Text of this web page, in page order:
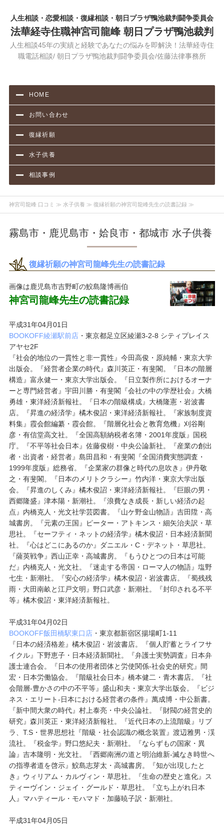
人生相談・恋愛相談・復縁相談・朝日プラザ鴨池裁判闘争委員会
法華経寺住職神宮司龍峰 朝日プラザ鴨池裁判
人生相談45年の実績と経験であなたの悩みを即解決！法華経寺住
職電話相談/ 朝日プラザ鴨池裁判闘争委員会/佐藤法律事務所
HOME
お問い合わせ
復縁祈願
水子供養
相談事例
神宮司龍峰 口コミ ≫ 水子供養 ≫ 復縁祈願の神宮司龍峰先生の読書記録 ≫
霧島市・鹿児島市・姶良市・都城市 水子供養
復縁祈願の神宮司龍峰先生の読書記録
画像は鹿児島市吉野町の鮫島隆博画伯
神宮司龍峰先生の読書記録
平成31年04月01日
BOOKOFF綾瀬駅前店・東京都足立区綾瀬3-2-8 シティプレイス
アヤセ2F
『社会的地位の一貫性と非一貫性』今田高俊・原純輔・東京大学
出版会。『経営者企業の時代』森川英正・有斐閣。『日本の階層
構造』富永健一・東京大学出版会。『日立製作所におけるオーナ
ーと専門経営者』宇田川勝・有斐閣『会社の中の学歴社会』大橋
勇雄・東洋経済新報社。『日本の階級構成』大橋隆憲・岩波書
店。『昇進の経済学』橘木俊詔・東洋経済新報社。『家族制度資
料集』霞会館編纂・霞会館。『階層化社会と教育危機』刈谷剛
彦・有信堂高文社。『全国高額納税者名簿・2001年度版』国税
庁。『不平等社会日本』佐藤俊樹・中央公論新社。『産業の創出
者・出資者・経営者』島田昌和・有斐閣『全国消費実態調査・
1999年度版』総務省。『企業家の群像と時代の息吹き』伊丹敬
之・有斐閣。『日本のメリトクラシー』竹内洋・東京大学出版
会。『昇進のしくみ』橘木俊詔・東洋経済新報社。『巨眼の男・
西郷隆盛』津本陽・新潮社。『浪費なき成長・新しい経済の起
点』内橋克人・光文社学芸図書。『山ケ野金山物語』吉田陞・高
城書房。『元素の王国』ピーター・アトキンス・細矢治夫訳・草
思社。『セーフティ・ネットの経済学』橘木俊詔・日本経済新聞
社。『心はどこにあるのか』ダニエル・C・デネット・草思社。
『薩英戦争』西山正幸・高城書房。『もうひとつの日本は可能
だ』内橋克人・光文社。『迷走する帝国・ローマ人の物語』塩野
七生・新潮社。『安心の経済学』橘木俊詔・岩波書店。『蜀残残
雨・大田南畝と江戸文明』野口武彦・新潮社。『封印される不平
等』橘木俊詔・東洋経済新報社。
平成31年04月02日
BOOKOFF飯田橋駅東口店・東京都新宿区揚場町1-11
『日本の経済格差』橘木俊詔・岩波書店。『個人貯蓄とライフサ
イクル』下野恵子・日本経済新聞社。『弁護士実勢調査』日本弁
護士連合会。『日本の使用者団体と労使関係-社会史的研究』間
宏・日本労働協会。『階級社会日本』橋本健二・青木書店。『社
会階層-豊かさの中の不平等』盛山和夫・東京大学出版会。『ビジ
ネス・エリート-日本における経営者の条件』萬成博・中公新書。
『新中間大衆の時代』村上泰亮・中央公論社。『財閥の経営史的
研究』森川英正・東洋経済新報社。『近代日本の上流階級』リブ
ラ、T.S・世界思想社『階級・社会認識の概念装置』渡辺雅男・渓
流社。『税金学』野口悠紀夫・新潮社。『ならずもの国家・異
論』吉本隆明・光文社。『西郷南洲の道と明治維新-滅なき時世へ
の指導者道を啓示』鮫島志芽太・高城書房。『知が出現したと
き』ウィリアム・カルヴィン・草思社。『生命の歴史と進化』ス
ティーヴイン・ジェイ・グールド・草思社。『立ち上がれ日本
人』マハティール・モハマド・加藤暁子訳・新潮社。
平成31年04月05日